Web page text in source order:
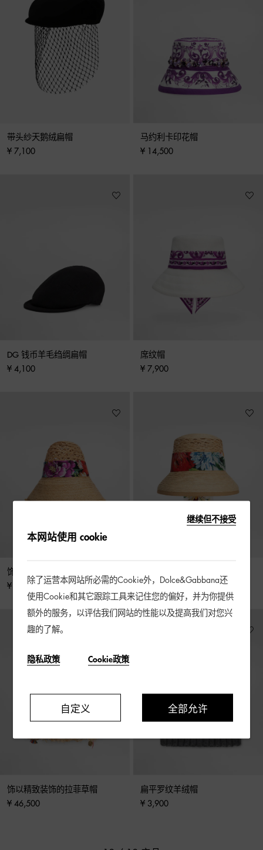
带头纱天鹅绒扁帽
¥ 7,100
马约利卡印花帽
¥ 14,500
DG 钱币羊毛绉绸扁帽
¥ 4,100
席纹帽
¥ 7,900
饰带草帽
¥ 6,900
¥ 6,900
饰以精致装饰的拉菲草帽
¥ 46,500
扁平罗纹羊绒帽
¥ 3,900
继续但不接受
本网站使用 cookie
除了运营本网站所必需的Cookie外，Dolce&Gabbana还
使用Cookie和其它跟踪工具来记住您的偏好，并为你提供
额外的服务，以评估我们网站的性能以及提高我们对您兴
趣的了解。
隐私政策 Cookie政策
自定义 全部允许